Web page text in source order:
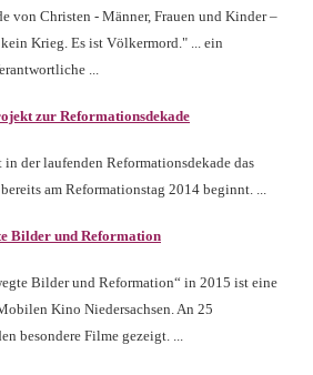
von Christen - Männer, Frauen und Kinder –
Krieg. Es ist Völkermord." ... ein
...
zur Reformationsdekade
der laufenden Reformationsdekade das
am Reformationstag 2014 beginnt. ...
Bilder und Reformation
Bilder und Reformation“ in 2015 ist eine
Kino Niedersachsen. An 25
besondere Filme gezeigt. ...